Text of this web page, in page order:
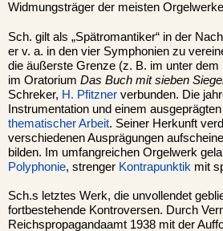
Widmungsträger der meisten
Sch. gilt als „Spätromantiker“ in der
er v. a. in den vier Symphonien zu
die äußerste Grenze (z. B. im unter
im Oratorium Das Buch mit sieben
Schreker, H. Pfitzner verbunden. Die
Instrumentation und einem
thematischer Arbeit. Seiner Herkunft
verschiedenen Ausprägungen
bilden. Im umfangreichen Orgelwerk
Polyphonie, strenger Kontrapunktik mit
Sch.s letztes Werk, die unvollendet
fortbestehende Kontroversen. Durch
Reichspropagandaamt 1938 mit der